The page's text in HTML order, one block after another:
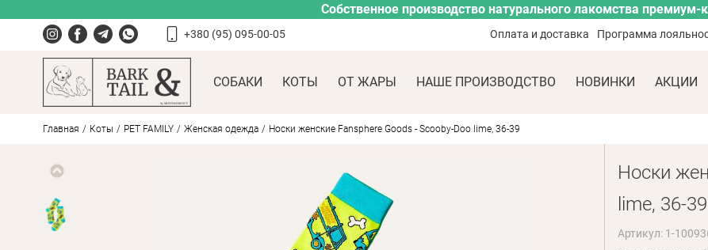
Собственное производство натурального лакомства премиум-
+380 (95) 095-00-05 Оплата и доставка Программа
СОБАКИ КОТЫ ОТ ЖАРЫ НАШЕ ПРОИЗВОДСТВО НОВИНКИ АКЦИИ
Главная Коты PET FAMILY Женская одежда Носки женские Fansphere Goods - Scooby-Doo lime, 36-39
Носки
lime, 36-39
Артикул: 1-